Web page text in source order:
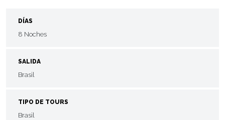
DÍAS
8 Noches
SALIDA
Brasil
TIPO DE TOURS
Brasil